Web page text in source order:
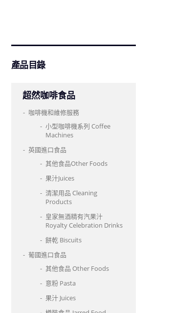
產品目錄
超然咖啡食品
咖啡機和維修服務
小型咖啡機系列 Coffee
Machines
英國進口食品
其他食品Other Foods
果汁Juices
清潔用品 Cleaning
Products
皇家無酒精有汽果汁
Royalty Celebration Drinks
餅乾 Biscuits
葡國進口食品
其他食品 Other Foods
意粉 Pasta
果汁 Juices